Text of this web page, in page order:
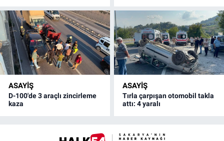
ASAYİŞ
D-100'de 3 araçlı zincirleme
kaza
ASAYİŞ
Tırla çarpışan otomobil takla
attı: 4 yaralı